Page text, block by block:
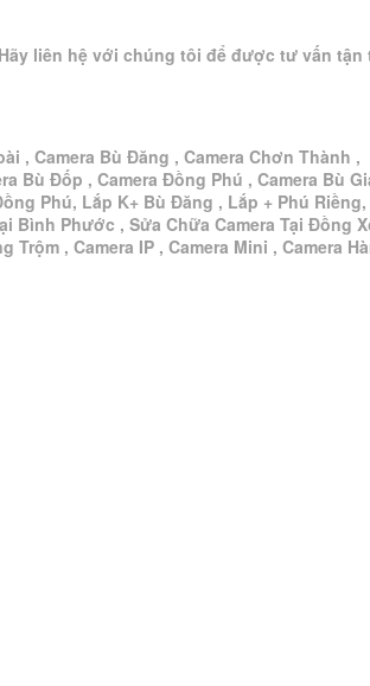
liên hệ với chúng tôi để được tư vấn tận
, Camera Bù Đăng , Camera Chơn Thành ,
Bù Đốp , Camera Đồng Phú , Camera Bù
Phú, Lắp K+ Bù Đăng , Lắp + Phú
Bình Phước , Sửa Chữa Camera Tại Đồng
, Camera IP , Camera Mini , Camera